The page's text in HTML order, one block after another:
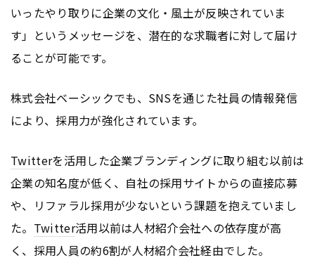
いったやり取りに企業の文化・風土が反映されていま
す」というメッセージを、潜在的な求職者に対して届け
ることが可能です。
株式会社ベーシックでも、SNSを通じた社員の情報発信
により、採用力が強化されています。
Twitterを活用した企業ブランディングに取り組む以前は
企業の知名度が低く、自社の採用サイトからの直接応募
や、リファラル採用が少ないという課題を抱えていまし
た。 Twitter活用以前は人材紹介会社への依存度が高
く、採用人員の約6割が人材紹介会社経由でした。